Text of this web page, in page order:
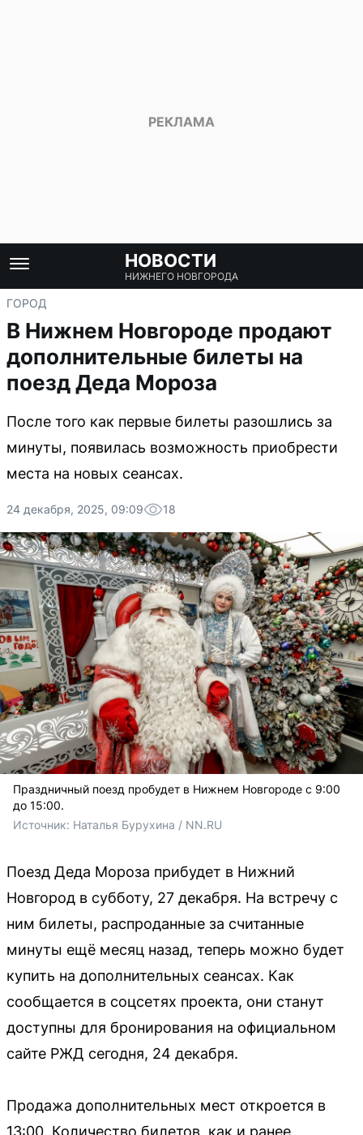
НОВОСТИ
НИЖНЕГО НОВГОРОДА
ГОРОД
В Нижнем Новгороде продают
дополнительные билеты на
поезд Деда Мороза
После того как первые билеты разошлись за
минуты, появилась возможность приобрести
места на новых сеансах.
24 декабря, 2025, 09:09 18
Праздничный поезд пробудет в Нижнем Новгороде с 9:00
до 15:00.
Источник: Наталья Бурухина / NN.RU
Поезд Деда Мороза прибудет в Нижний
Новгород в субботу, 27 декабря. На встречу с
ним билеты, распроданные за считанные
минуты ещё месяц назад, теперь можно будет
купить на дополнительных сеансах. Как
сообщается в соцсетях проекта, они станут
доступны для бронирования на официальном
сайте РЖД сегодня, 24 декабря.
Продажа дополнительных мест откроется в
13:00. Количество билетов, как и ранее,